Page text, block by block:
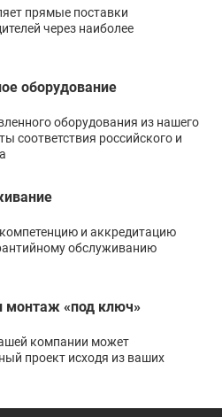
прямые поставки
через наиболее
оборудование
оборудования из нашего
соответствия российского и
и аккредитацию
обслуживанию
монтаж «под ключ»
компании может
проект исходя из ваших